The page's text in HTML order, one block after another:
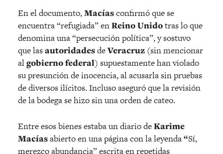
En el documento,Macíasconfirmó que se
encuentra “refugiada” enReino Unidotras lo que
denomina una “persecución política”, y sostuvo
que lasautoridadesdeVeracruz (sin mencionar
algobierno federal) supuestamente han violado
su presunción de inocencia, al acusarla sin pruebas
de diversos ilícitos. Incluso aseguró que la revisión
de la bodega se hizo sin una orden de cateo.
Entre esos bienes estaba un diario deKarime
Macíasabierto en una página con la leyenda“Sí,
merezco abundancia” escrita en repetidas